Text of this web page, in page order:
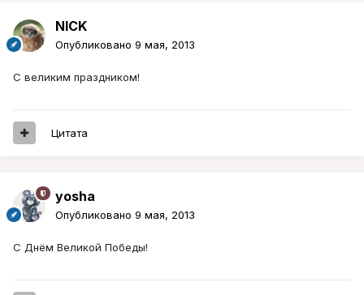
NICK
Опубликовано 9 мая, 2013
С великим праздником!
Цитата
yosha
Опубликовано 9 мая, 2013
C Днём Великой Победы!